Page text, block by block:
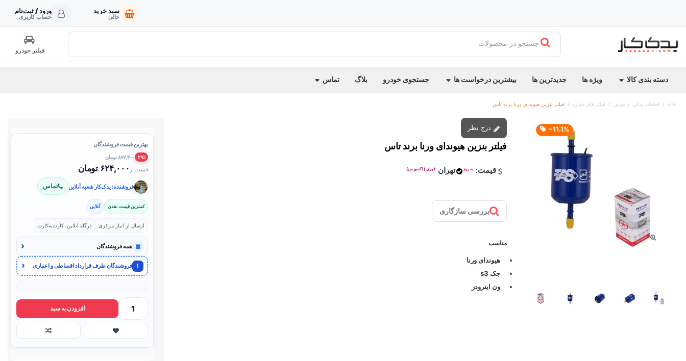
سبد خرید
خالی
ورود / ثبت‌نام
حساب کاربری
جستجو در محصولات
فیلتر خودرو
دسته بندی کالا ویژه ها جدیدترین ها بیشترین درخواست ها جستجوی خودرو بلاگ تماس
خانه قطعات یدکی موتور فیلتر های خودرو فیلتر بنزین هیوندای ورنا برند تاس
‎−11.1%
فیلتر بنزین هیوندای ورنا برند تاس
قیمت: به روز تهران فوری ( اکسپرس)
بررسی سازگاری
مناسب
هیوندای ورنا
جک s3
ون اینرودز
بهترین قیمت فروشندگان
۲۹٪ ۸۷۷,۴۰۰ تومان
قیمت از ۶۲۴,۰۰۰ تومان
فروشنده: یدک‌کار شعبه آنلاین تماس
کمترین قیمت نقدی آنلاین
ارسال از انبار مرکزی درگاه آنلاین، کارت‌به‌کارت
▦ همه فروشندگان ‹
! فروشندگان طرف قرارداد اقساطی و اعتباری ‹
افزودن به سبد